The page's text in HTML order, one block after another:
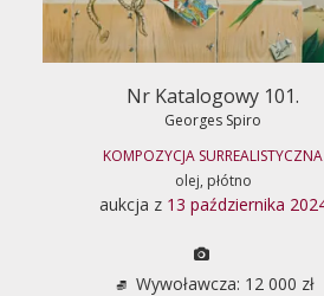
Nr Katalogowy 101.
Georges Spiro
KOMPOZYCJA SURREALISTYCZNA
olej, płótno
aukcja z 13 października
Wywoławcza: 12 000 zł